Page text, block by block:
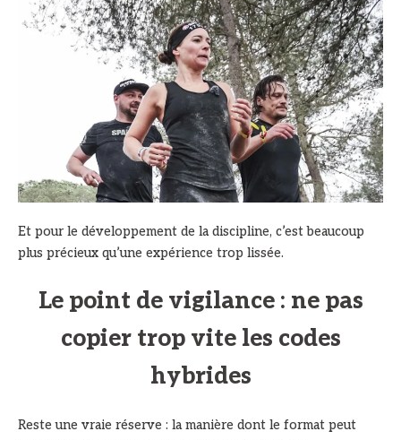
Et pour le développement de la discipline, c’est beaucoup
plus précieux qu’une expérience trop lissée.
Le point de vigilance : ne pas
copier trop vite les codes
hybrides
Reste une vraie réserve : la manière dont le format peut